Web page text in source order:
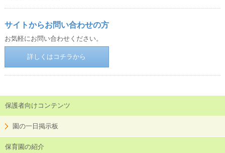
サイトからお問い合わせの方
お気軽にお問い合わせください。
詳しくはコチラから
保護者向けコンテンツ
園の一日掲示板
保育園の紹介